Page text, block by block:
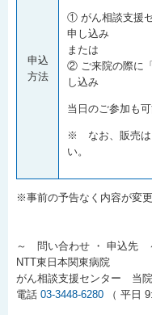
申込
方法
① がん相談支援
申し込み
または
② ご来院の際に
し込み
当日のご参加も
※ なお、販売は
い。
※事前の予告なく内容が変
～ 問い合わせ ・ 申込先
NTT東日本関東病院
がん相談支援センター 当
電話 03-3448-6280 （ 平日